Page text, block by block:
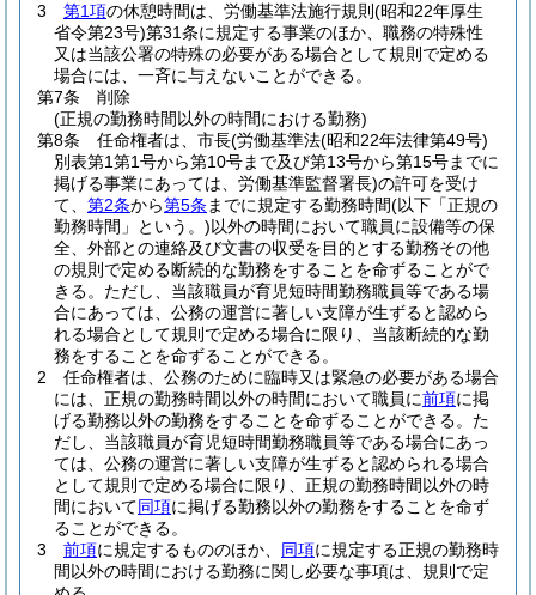
3
第1項の休憩時間は、労働基準法施行規則 (昭和22年厚生
省令第23号)第31条に規定する事業のほか、職務の特殊性
又は当該公署の特殊の必要がある場合として規則で定める
場合には、一斉に与えないことができる。
第7条
削除
(正規の勤務時間以外の時間における勤務)
第8条
任命権者は、市長(労働基準法(昭和22年法律第49号)
別表第1第1号から第10号まで及び第13号から第15号までに
掲げる事業にあっては、労働基準監督署長)の許可を受け
て、 第2条から第5条 までに規定する勤務時間(以下「正規の
勤務時間」という。)以外の時間において職員に設備等の保
全、外部との連絡及び文書の収受を目的とする勤務その他
の規則で定める断続的な勤務をすることを命ずることがで
きる。 ただし、当該職員が育児短時間勤務職員等である場
合にあっては、公務の運営に著しい支障が生ずると認めら
れる場合として規則で定める場合に限り、当該断続的な勤
務をすることを命ずることができる。
2
任命権者は、公務のために臨時又は緊急の必要がある場合
には、正規の勤務時間以外の時間において職員に前項に掲
げる勤務以外の勤務をすることを命ずることができる。 た
だし、当該職員が育児短時間勤務職員等である場合にあっ
ては、公務の運営に著しい支障が生ずると認められる場合
として規則で定める場合に限り、正規の勤務時間以外の時
間において同項に掲げる勤務以外の勤務をすることを命ず
ることができる。
3
前項に規定するもののほか、 同項に規定する正規の勤務時
間以外の時間における勤務に関し必要な事項は、規則で定